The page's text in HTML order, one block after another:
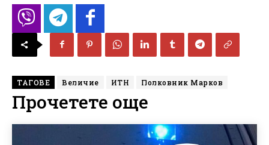
ТАГОВЕ Величие ИТН Полковник Марков
Прочетете още